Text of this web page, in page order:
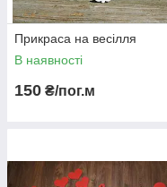
Прикраса на весілля
В наявності
150 ₴/пог.м